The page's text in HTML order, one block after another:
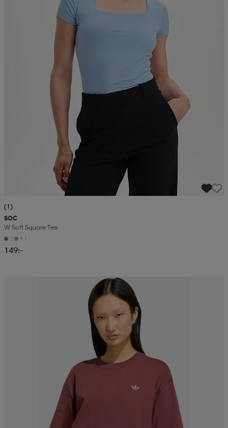
(1)
SOC
W Soft Square Tee
+1
149:-